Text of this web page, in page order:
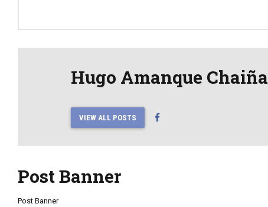
Hugo Amanque Chaiña
VIEW ALL POSTS
Post Banner
Post Banner